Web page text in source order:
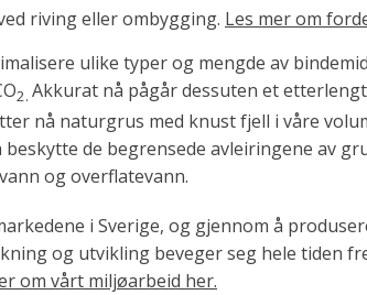
riving eller ombygging. Les mer om
ulike typer og mengde av
2. Akkurat nå pågår dessuten et
nå naturgrus med knust fjell i våre
de begrensede avleiringene av
og overflatevann.
i Sverige, og gjennom å
og utvikling beveger seg hele tiden
om vårt miljøarbeid her.